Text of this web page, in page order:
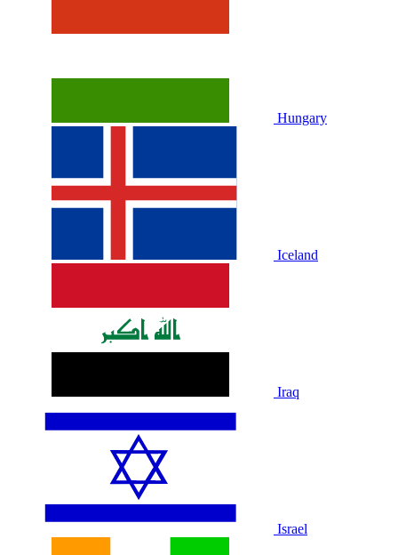
Hungary
Iceland
Iraq
Israel